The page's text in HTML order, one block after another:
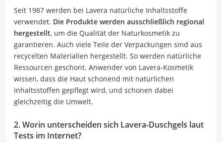
Seit 1987 werden bei Lavera natürliche Inhaltsstoffe
verwendet. Die Produkte werden ausschließlich regional
hergestellt, um die Qualität der Naturkosmetik zu
garantieren. Auch viele Teile der Verpackungen sind aus
recycelten Materialien hergestellt. So werden natürliche
Ressourcen geschont. Anwender von Lavera-Kosmetik
wissen, dass die Haut schonend mit natürlichen
Inhaltsstoffen gepflegt wird, und schonen dabei
gleichzeitig die Umwelt.
2. Worin unterscheiden sich Lavera-Duschgels laut
Tests im Internet?